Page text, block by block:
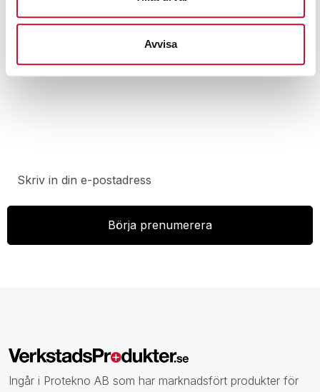
Avvisa
Ingår i Protekno AB som har marknadsfört produkter för